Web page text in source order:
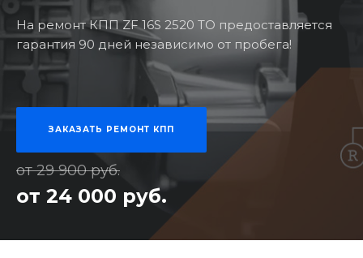
На ремонт КПП ZF 16S 2520 TO предоставляется
гарантия 90 дней независимо от пробега!
ЗАКАЗАТЬ РЕМОНТ КПП
от 29 900 руб.
от 24 000 руб.